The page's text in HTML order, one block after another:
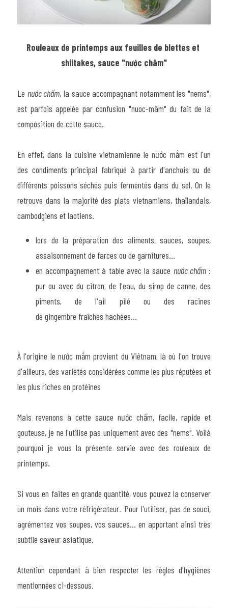
Rouleaux de printemps aux feuilles de blettes et
shiitakes, sauce "nước châm"
Le nước chấm, la sauce accompagnant notamment les "nems",
est parfois appelée par confusion "nuoc-mâm" du fait de la
composition de cette sauce.
En effet, dans la cuisine vietnamienne le nước mắm est l'un
des condiments principal fabriqué à partir d'anchois ou de
différents poissons séchés puis fermentés dans du sel. On le
retrouve dans la majorité des plats vietnamiens, thaïlandais,
cambodgiens et laotiens.
lors de la préparation des aliments, sauces, soupes,
assaisonnement de farces ou de garnitures...
en accompagnement à table avec la sauce nước chấm :
pur ou avec du citron, de l'eau, du sirop de canne, des
piments, de l'ail pilé ou des racines
de gingembre fraîches hachées...
À l'origine le nước mắm provient du Viêtnam, là où l'on trouve
d'ailleurs, des variétés considérées comme les plus réputées et
les plus riches en protéines.
Mais revenons à cette sauce nước chấm, facile, rapide et
gouteuse, je ne l'utilise pas uniquement avec des "nems". Voilà
pourquoi je vous la présente servie avec des rouleaux de
printemps.
Si vous en faites en grande quantité, vous pouvez la conserver
un mois dans votre réfrigérateur. Pour l'utiliser, pas de souci,
agrémentez vos soupes, vos sauces... en apportant ainsi très
subtile saveur asiatique.
Attention cependant à bien respecter les règles d'hygiènes
mentionnées ci-dessous.